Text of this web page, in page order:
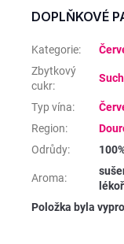
DOPLŇKOVÉ
Kategorie:
Zbytkový
cukr:
Typ vína:
Region:
Odrůdy:
Aroma:
Položka byla